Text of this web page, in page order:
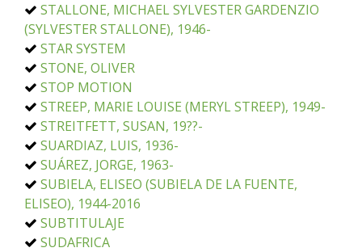
STALLONE, MICHAEL SYLVESTER GARDENZIO
(SYLVESTER STALLONE), 1946-
STAR SYSTEM
STONE, OLIVER
STOP MOTION
STREEP, MARIE LOUISE (MERYL STREEP), 1949-
STREITFETT, SUSAN, 19??-
SUARDIAZ, LUIS, 1936-
SUÁREZ, JORGE, 1963-
SUBIELA, ELISEO (SUBIELA DE LA FUENTE,
ELISEO), 1944-2016
SUBTITULAJE
SUDAFRICA